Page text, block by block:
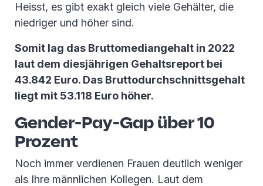
Heisst, es gibt exakt gleich viele Gehälter, die
niedriger und höher sind.
Somit lag das Bruttomediangehalt in 2022
laut dem diesjährigen Gehaltsreport bei
43.842 Euro. Das Bruttodurchschnittsgehalt
liegt mit 53.118 Euro höher.
Gender-Pay-Gap über 10
Prozent
Noch immer verdienen Frauen deutlich weniger
als Ihre männlichen Kollegen. Laut dem